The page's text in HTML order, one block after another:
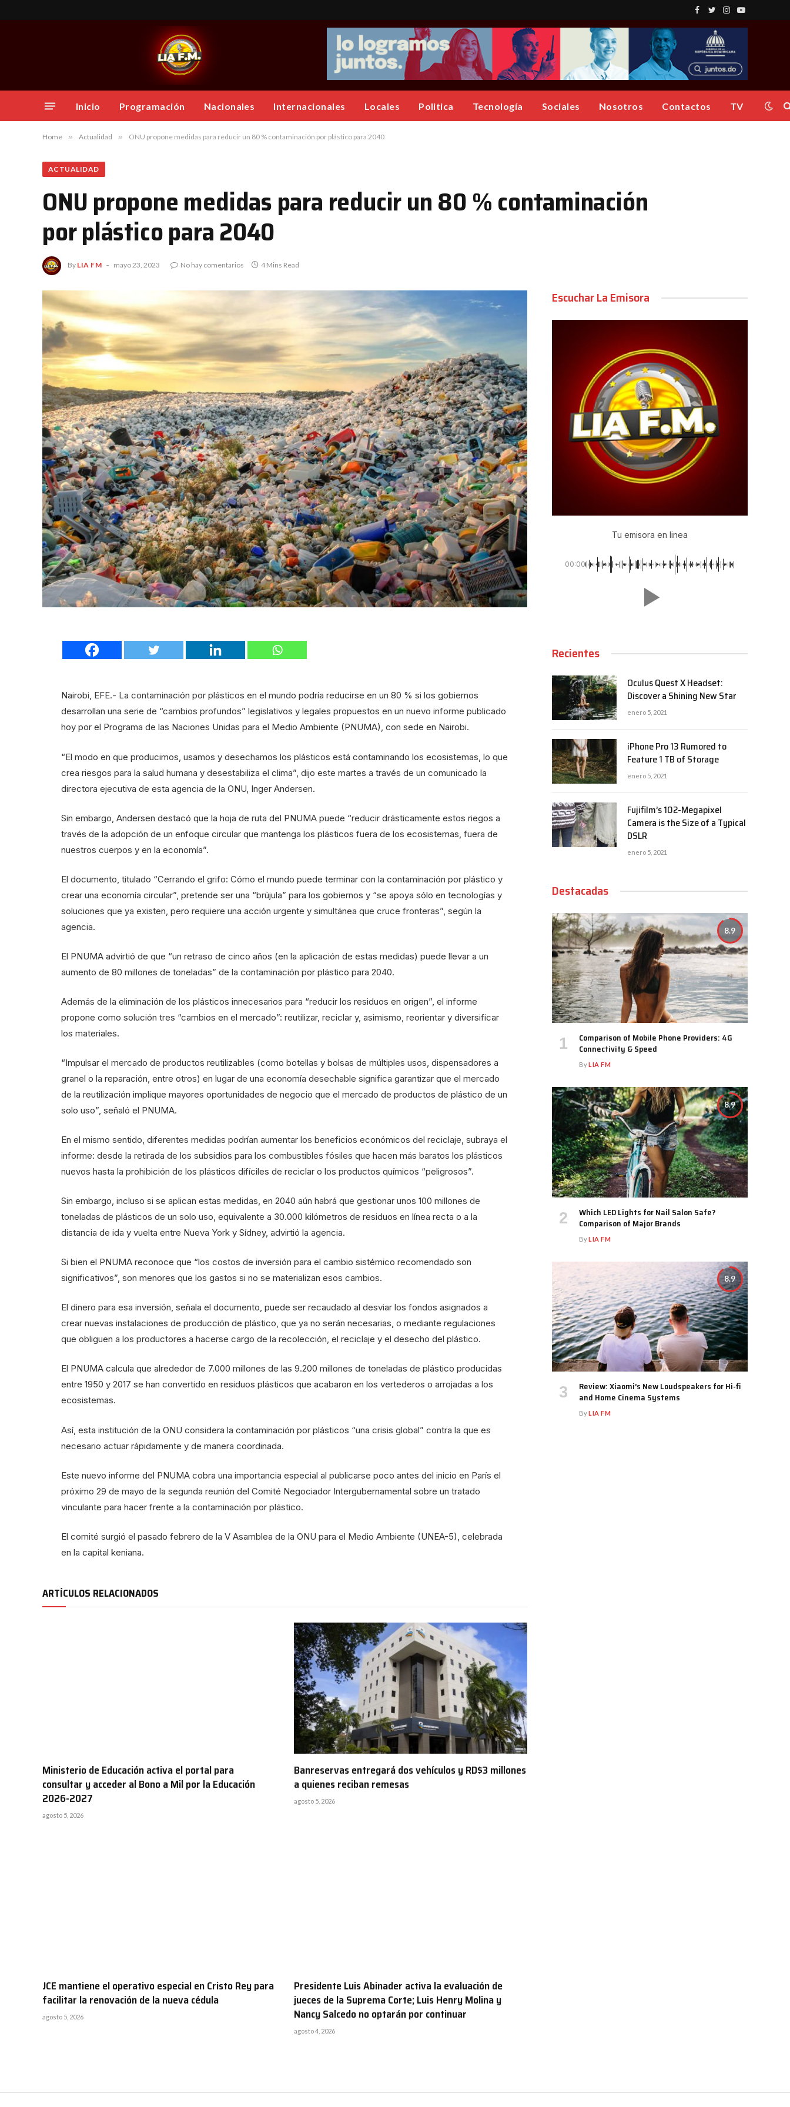
Facebook
TwitterInstagram
YouTube
Inicio Programación Nacionales Internacionales Locales Politica Tecnología Sociales Nosotros Contactos TV
Home » Actualidad » ONU propone medidas para reducir un 80 % contaminación por plástico para 2040
ACTUALIDAD
ONU propone medidas para reducir un 80 % contaminación
por plástico para 2040
By LIA FM mayo 23, 2023 No hay comentarios 4 Mins Read
Nairobi, EFE.- La contaminación por plásticos en el mundo podría reducirse en un 80 % si los gobiernos
desarrollan una serie de “cambios profundos” legislativos y legales propuestos en un nuevo informe publicado
hoy por el Programa de las Naciones Unidas para el Medio Ambiente (PNUMA), con sede en Nairobi.
“El modo en que producimos, usamos y desechamos los plásticos está contaminando los ecosistemas, lo que
crea riesgos para la salud humana y desestabiliza el clima”, dijo este martes a través de un comunicado la
directora ejecutiva de esta agencia de la ONU, Inger Andersen.
Sin embargo, Andersen destacó que la hoja de ruta del PNUMA puede “reducir drásticamente estos riegos a
través de la adopción de un enfoque circular que mantenga los plásticos fuera de los ecosistemas, fuera de
nuestros cuerpos y en la economía”.
El documento, titulado “Cerrando el grifo: Cómo el mundo puede terminar con la contaminación por plástico y
crear una economía circular”, pretende ser una “brújula” para los gobiernos y “se apoya sólo en tecnologías y
soluciones que ya existen, pero requiere una acción urgente y simultánea que cruce fronteras”, según la
agencia.
El PNUMA advirtió de que “un retraso de cinco años (en la aplicación de estas medidas) puede llevar a un
aumento de 80 millones de toneladas” de la contaminación por plástico para 2040.
Además de la eliminación de los plásticos innecesarios para “reducir los residuos en origen”, el informe
propone como solución tres “cambios en el mercado”: reutilizar, reciclar y, asimismo, reorientar y diversificar
los materiales.
“Impulsar el mercado de productos reutilizables (como botellas y bolsas de múltiples usos, dispensadores a
granel o la reparación, entre otros) en lugar de una economía desechable significa garantizar que el mercado
de la reutilización implique mayores oportunidades de negocio que el mercado de productos de plástico de un
solo uso”, señaló el PNUMA.
En el mismo sentido, diferentes medidas podrían aumentar los beneficios económicos del reciclaje, subraya el
informe: desde la retirada de los subsidios para los combustibles fósiles que hacen más baratos los plásticos
nuevos hasta la prohibición de los plásticos difíciles de reciclar o los productos químicos “peligrosos”.
Sin embargo, incluso si se aplican estas medidas, en 2040 aún habrá que gestionar unos 100 millones de
toneladas de plásticos de un solo uso, equivalente a 30.000 kilómetros de residuos en línea recta o a la
distancia de ida y vuelta entre Nueva York y Sídney, advirtió la agencia.
Si bien el PNUMA reconoce que “los costos de inversión para el cambio sistémico recomendado son
significativos”, son menores que los gastos si no se materializan esos cambios.
El dinero para esa inversión, señala el documento, puede ser recaudado al desviar los fondos asignados a
crear nuevas instalaciones de producción de plástico, que ya no serán necesarias, o mediante regulaciones
que obliguen a los productores a hacerse cargo de la recolección, el reciclaje y el desecho del plástico.
El PNUMA calcula que alrededor de 7.000 millones de las 9.200 millones de toneladas de plástico producidas
entre 1950 y 2017 se han convertido en residuos plásticos que acabaron en los vertederos o arrojadas a los
ecosistemas.
Así, esta institución de la ONU considera la contaminación por plásticos “una crisis global” contra la que es
necesario actuar rápidamente y de manera coordinada.
Este nuevo informe del PNUMA cobra una importancia especial al publicarse poco antes del inicio en París el
próximo 29 de mayo de la segunda reunión del Comité Negociador Intergubernamental sobre un tratado
vinculante para hacer frente a la contaminación por plástico.
El comité surgió el pasado febrero de la V Asamblea de la ONU para el Medio Ambiente (UNEA-5), celebrada
en la capital keniana.
ARTÍCULOS RELACIONADOS
Ministerio de Educación activa el portal para
consultar y acceder al Bono a Mil por la Educación
2026-2027
agosto 5, 2026
Banreservas entregará dos vehículos y RD$3 millones
a quienes reciban remesas
agosto 5, 2026
JCE mantiene el operativo especial en Cristo Rey para
facilitar la renovación de la nueva cédula
agosto 5, 2026
Presidente Luis Abinader activa la evaluación de
jueces de la Suprema Corte; Luis Henry Molina y
Nancy Salcedo no optarán por continuar
agosto 4, 2026
Escuchar La Emisora
Tu emisora en linea
00:00
Recientes
Oculus Quest X Headset:
Discover a Shining New Star
enero 5, 2021
iPhone Pro 13 Rumored to
Feature 1 TB of Storage
enero 5, 2021
Fujifilm’s 102-Megapixel
Camera is the Size of a Typical
DSLR
enero 5, 2021
Destacadas
8.9
Comparison of Mobile Phone Providers: 4G
Connectivity & Speed
ByLIA FM
8.9
Which LED Lights for Nail Salon Safe?
Comparison of Major Brands
ByLIA FM
8.9
Review: Xiaomi’s New Loudspeakers for Hi-fi
and Home Cinema Systems
ByLIA FM